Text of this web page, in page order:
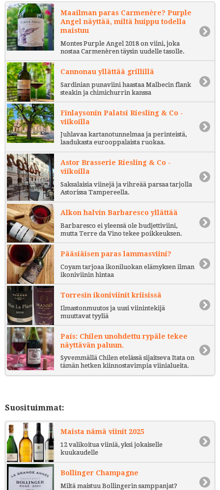
Maailman paras Carmenère? Purple
Angel näyttää, miltä huippu todella
maistuu
Montes Purple Angel 2018 on viini, joka
nostaa Carmenèren täysin uudelle tasolle.
Cannonau yllättää grillillä
Sardinian punaviini haastaa Malbecin flank
steakin ja chimichurrin kanssa
Finlaysonin Palatsi Riesling & Co -
viikoilla
Juhlavaa kartanotunnelmaa ja perinteistä,
laadukasta eurooppalaista ruokaa.
Astor Brasserie Riesling & Co -
viikoilla
Saksalaisia viinejä ja vihreää parsaa tarjolla
Astorissa Tampereella.
Alkon halvin Barbaresco yllättää
Barbaresco ei yleensä ole budjettiviini,
mutta Terre da Vino tekee poikkeuksen.
Pääsiäisen paras lammasviini?
Coyam tarjoaa ikoniluokan elämyksen ilman
ikoniviinin hintaa
Torresin ikoniviinit kriisissä
Ilmastonmuutos ja uusi viinintekijä
muuttavat tyyliä
País: Chilen unohdettu rypäle tekee
näyttävän paluun.
Syvemmällä Chilen etelässä sijaitseva Itata on
tämän hetken kiinnostavimpia viinialueita.
Suosituimmat:
Maista nämä viinit 2025
12 valikoitua viiniä, yksi jokaiselle
kuukaudelle
Bollinger Champagne
Miltä maistuu Bollingerin samppanjat?